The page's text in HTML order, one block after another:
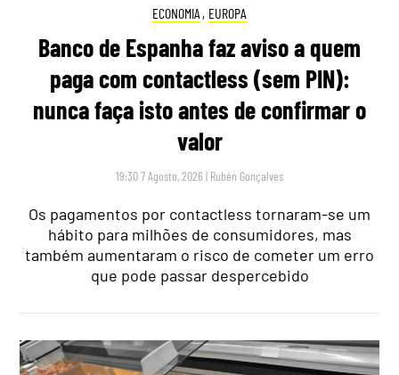
ECONOMIA , EUROPA
Banco de Espanha faz aviso a quem
paga com contactless (sem PIN):
nunca faça isto antes de confirmar o
valor
19:30 7 Agosto, 2026 | Rubén Gonçalves
Os pagamentos por contactless tornaram-se um
hábito para milhões de consumidores, mas
também aumentaram o risco de cometer um erro
que pode passar despercebido